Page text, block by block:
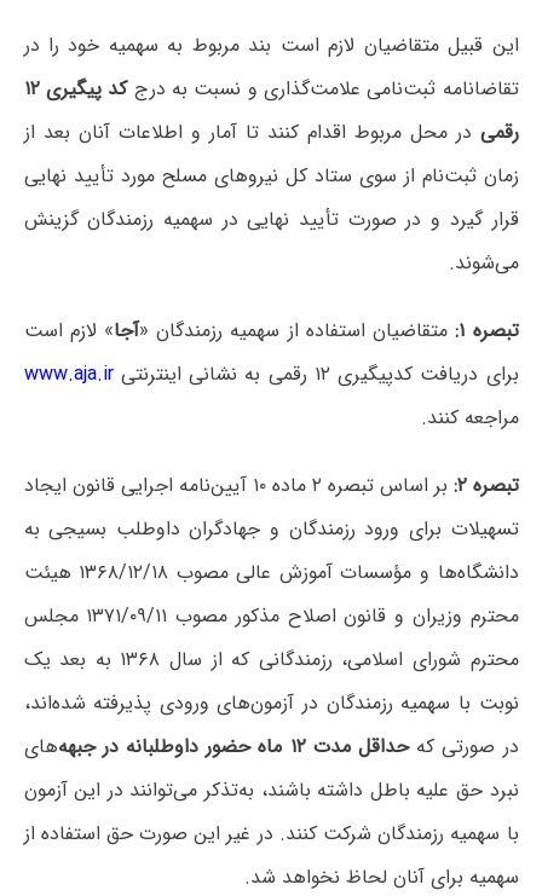
این قبیل متقاضیان لازم است بند مربوط به سهمیه خود را در
تقاضانامه ثبت‌نامی علامت‌گذاری و نسبت به درج
کد پیگیری ۱۲
رقمی در محل مربوط اقدام کنند تا آمار و اطلاعات آنان بعد از
زمان ثبت‌نام از سوی ستاد کل نیروهای مسلح مورد تأیید نهایی
قرار گیرد و در صورت تأیید نهایی در سهمیه رزمندگان گزینش
می‌شوند.
تبصره ۱: متقاضیان استفاده از سهمیه رزمندگان «آجا» لازم است
برای دریافت کدپیگیری ۱۲ رقمی به نشانی اینترنتی
www.aja.ir
مراجعه کنند.
تبصره ۲:
بر اساس تبصره ۲ ماده ۱۰ آیین‌نامه اجرایی قانون ایجاد
تسهیلات برای ورود رزمندگان و جهادگران داوطلب بسیجی به
دانشگاه‌ها و مؤسسات آموزش عالی مصوب ۱۳۶۸/۱۲/۱۸ هیئت
محترم وزیران و قانون اصلاح مذکور مصوب ۱۳۷۱/۰۹/۱۱ مجلس
محترم شورای اسلامی، رزمندگانی که از سال ۱۳۶۸ به بعد یک
نوبت با سهمیه رزمندگان در آزمون‌های ورودی پذیرفته شده‌اند،
در صورتی کهحداقل مدت ۱۲ ماه حضور داوطلبانه در جبهه‌
های
نبرد حق علیه باطل داشته باشند، به‌تذکر می‌توانند در این آزمون
با سهمیه رزمندگان شرکت کنند. در غیر این صورت حق استفاده از
سهمیه برای آنان لحاظ نخواهد شد.